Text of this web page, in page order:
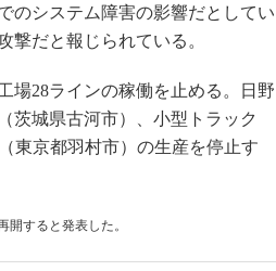
S＆OP
インダストリー4.0
製造業ビッグデータ
メイドインジャパン
のシステム障害の影響だとしてい
撃だと報じられている。
場28ラインの稼働を止める。日野
茨城県古河市）、小型トラック
東京都羽村市）の生産を停止す
開すると発表した。